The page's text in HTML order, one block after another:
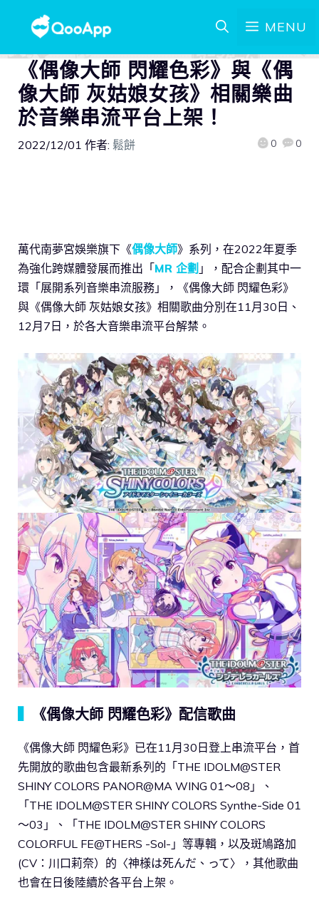
MENU
《偶像大師 閃耀色彩》與《偶
像大師 灰姑娘女孩》相關樂曲
於音樂串流平台上架！
2022/12/01 作者: 鬆餅 0 0
萬代南夢宮娛樂旗下《偶像大師》系列，在2022年夏季
為強化跨媒體發展而推出「MR 企劃 」，配合企劃其中一
環「展開系列音樂串流服務」，《偶像大師 閃耀色彩》
與《偶像大師 灰姑娘女孩》相關歌曲分別在11月30日、
12月7日，於各大音樂串流平台解禁。
《偶像大師 閃耀色彩》配信歌曲
《偶像大師 閃耀色彩》已在11月30日登上串流平台，首
先開放的歌曲包含最新系列的「THE IDOLM@STER
SHINY COLORS PANOR@MA WING 01～08」、
「THE IDOLM@STER SHINY COLORS Synthe-Side 01
～03」、「THE IDOLM@STER SHINY COLORS
COLORFUL FE@THERS -Sol-」等專輯，以及斑鳩路加
(CV：川口莉奈）的〈神様は死んだ、って〉，其他歌曲
也會在日後陸續於各平台上架。